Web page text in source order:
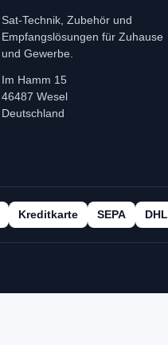
Sat-Technik, Zubehör und
Empfangslösungen für Zuhause
und Gewerbe.
Im Hamm 15
46487 Wesel
Deutschland
Kreditkarte SEPA DHL